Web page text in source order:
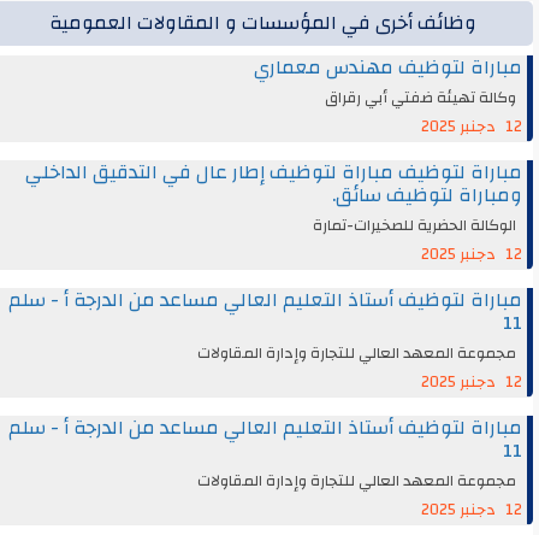
وظائف أخرى في المؤسسات و المقاولات العمومية
مباراة لتوظيف مهندس معماري
وكالة تهيئة ضفتي أبي رقراق
12 دجنبر 2025
مباراة لتوظيف مباراة لتوظيف إطار عال في التدقيق الداخلي
ومباراة لتوظيف سائق.
الوكالة الحضرية للصخيرات-تمارة
12 دجنبر 2025
مباراة لتوظيف أستاذ التعليم العالي مساعد من الدرجة أ - سلم
11
مجموعة المعهد العالي للتجارة وإدارة المقاولات
12 دجنبر 2025
مباراة لتوظيف أستاذ التعليم العالي مساعد من الدرجة أ - سلم
11
مجموعة المعهد العالي للتجارة وإدارة المقاولات
12 دجنبر 2025